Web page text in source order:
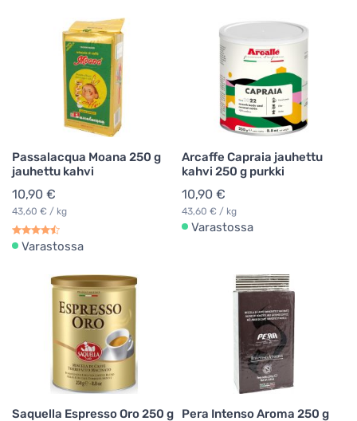
Passalacqua Moana 250 g
jauhettu kahvi
10,90 €
43,60 € / kg
Varastossa
Arcaffe Capraia jauhettu
kahvi 250 g purkki
10,90 €
43,60 € / kg
Varastossa
Saquella Espresso Oro 250 g
Pera Intenso Aroma 250 g